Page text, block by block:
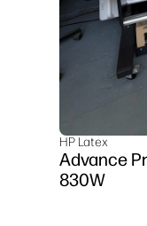
HP Latex
Advance
830W